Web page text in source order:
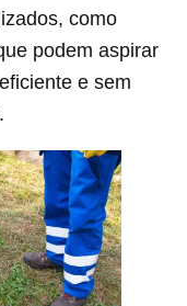
como
podem aspirar
e sem